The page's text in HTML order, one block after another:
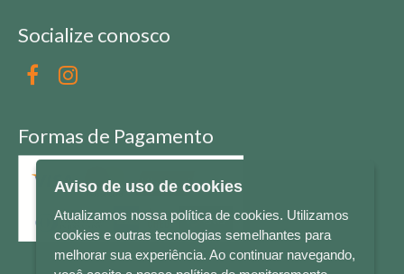
Socialize conosco
Formas de Pagamento
Aviso de uso de cookies
Atualizamos nossa política de cookies. Utilizamos
cookies e outras tecnologias semelhantes para
melhorar sua experiência. Ao continuar navegando,